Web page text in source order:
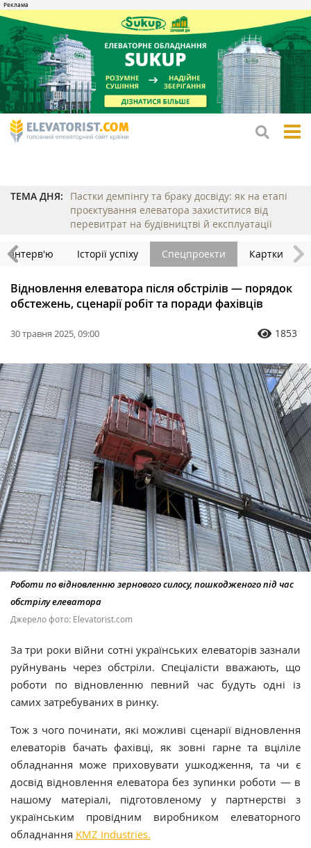
ТЕМА ДНЯ:
Пастки демпінгу та браку досвіду: як на етапі
проєктування елеватора захиститися від
перевитрат на будівництві й експлуатації
Інтерв'ю Історії успіху Спецпроекти Картки
Відновлення елеватора після обстрілів — порядок
обстежень, сценарії робіт та поради фахівців
30 травня 2025, 09:00 1853
Роботи по відновленню зернового силосу, пошкодженого під час
обстрілу елеватора
Джерело фото: Elevatorist.com
За три роки війни сотні українських елеваторів зазнали
руйнувань через обстріли. Спеціалісти вважають, що
роботи по відновленню певний час будуть одні із
самих затребуваних в ринку.
Тож з чого починати, які можливі сценарії відновлення
елеваторів бачать фахівці, як зовні гарне та вціліле
обладнання може приховувати ушкодження, та чи є
досвід відновлення елеватора без зупинки роботи — в
нашому матеріалі, підготовленому у партнерстві з
українським провідним виробником елеваторного
обладнання KMZ Industries.